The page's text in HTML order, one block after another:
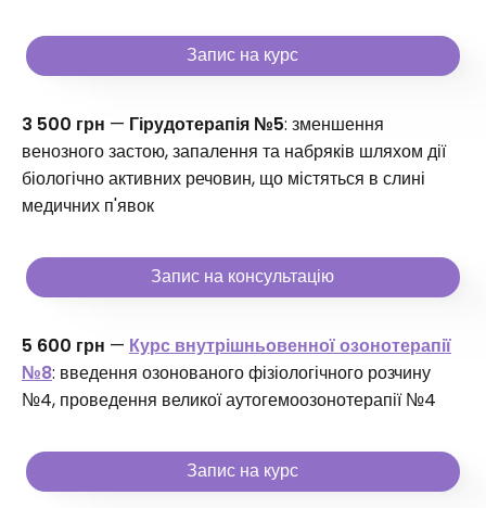
Запис на курс
3 500 грн — Гірудотерапія №5: зменшення
венозного застою, запалення та набряків шляхом дії
біологічно активних речовин, що містяться в слині
медичних п'явок
Запис на консультацію
5 600 грн — Курс внутрішньовенної озонотерапії
№8: введення озонованого фізіологічного розчину
№4, проведення великої аутогемоозонотерапії №4
Запис на курс